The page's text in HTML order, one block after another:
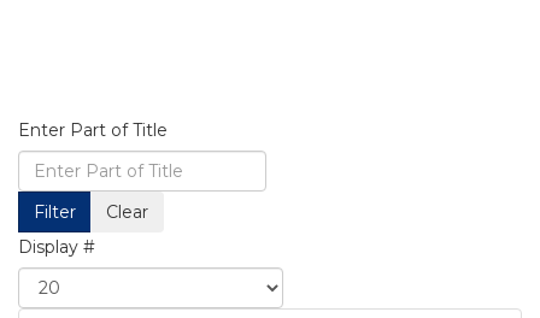
Enter Part of Title
Filter
Clear
Display #